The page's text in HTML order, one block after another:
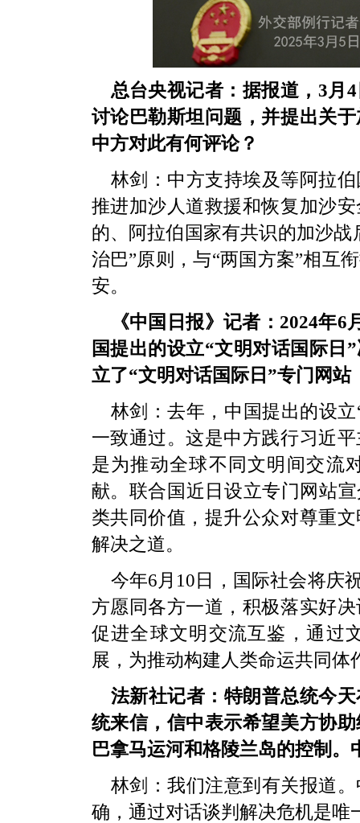
总台央视记者：据报道，3月
讨论巴勒斯坦问题，并提出关
中方对此有何评论？
林剑：中方支持埃及等阿拉
推进加沙人道救援和恢复加沙
的、阿拉伯国家有共识的加沙
治巴”原则，与“两国方案”相互
安。
《中国日报》记者：2024年
国提出的设立“文明对话国际日
立了“文明对话国际日”专门网
林剑：去年，中国提出的设
一致通过。这是中方践行习近
是为推动全球不同文明间交流
献。联合国近日设立专门网站
类共同价值，提升公众对尊重
解决之道。
今年6月10日，国际社会将庆
方愿同各方一道，积极落实好
促进全球文明交流互鉴，通过
展，为推动构建人类命运共同体
法新社记者：特朗普总统今
统来信，信中表示希望美方协
巴拿马运河和格陵兰岛的控制。
林剑：我们注意到有关报道
确，通过对话谈判解决危机是唯